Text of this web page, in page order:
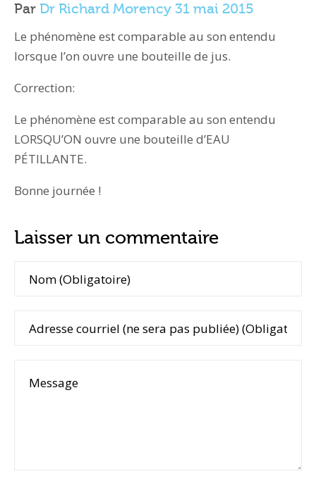
Par Dr Richard Morency 31 mai 2015
Le phénomène est comparable au son entendu
lorsque l’on ouvre une bouteille de jus.
Correction:
Le phénomène est comparable au son entendu
LORSQU’ON ouvre une bouteille d’EAU
PÉTILLANTE.
Bonne journée !
Laisser un commentaire